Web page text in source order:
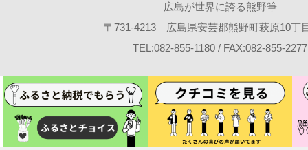
広島が世界に誇る熊野筆
〒731-4213 広島県安芸郡熊野町萩原10丁
TEL:082-855-1180 / FAX:082-855-2277